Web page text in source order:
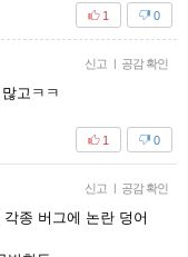
0
1
신고 | 공감 확인
고ㅋㅋ
0
1
신고 | 공감 확인
종 버그에 논란 덩어